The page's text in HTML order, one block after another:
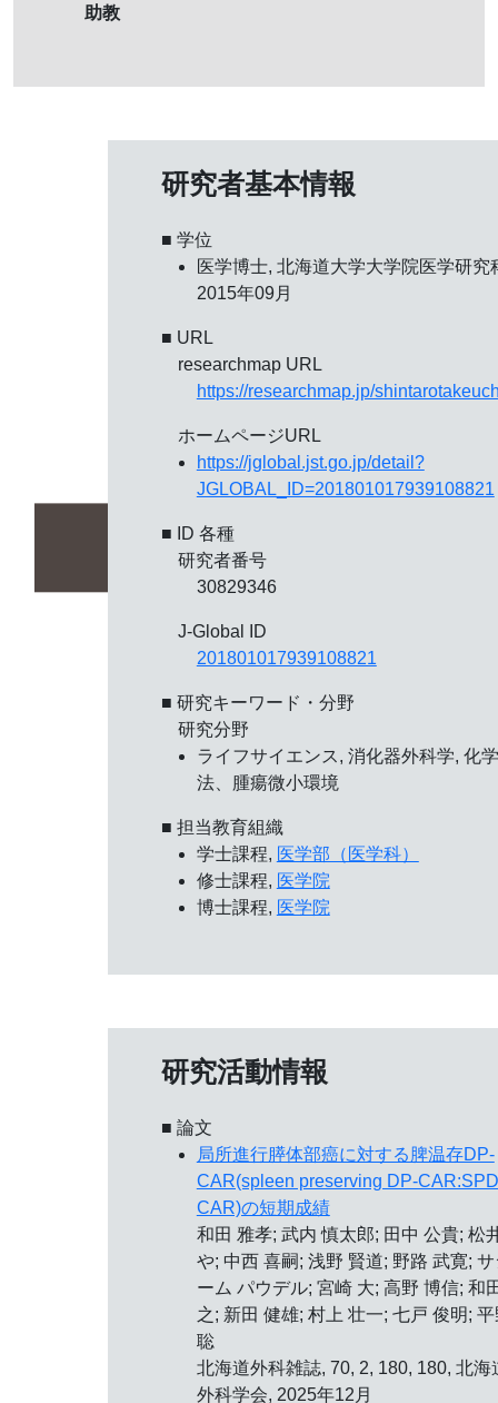
助教
研究者基本情報
■ 学位
医学博士, 北海道大学大学院医学研究
2015年09月
■ URL
researchmap URL
https://researchmap.jp/
ホームページURL
https://jglobal.jst.go.jp/detail?
JGLOBAL_ID=201801017939108821
■ ID 各種
研究者番号
30829346
J-Global ID
201801017939108821
■ 研究キーワード・分野
研究分野
ライフサイエンス, 消化器外科学, 化
法、腫瘍微小環境
■ 担当教育組織
学士課程, 医学部（医学科）
修士課程, 医学院
博士課程, 医学院
研究活動情報
■ 論文
局所進行膵体部癌に対する脾温存DP-
CAR(spleen preserving DP-
CAR)の短期成績
和田 雅孝; 武内 慎太郎; 田中 公貴; 松
や; 中西 喜嗣; 浅野 賢道; 野路 武寛; サ
ーム パウデル; 宮崎 大; 高野 博信; 和
之; 新田 健雄; 村上 壮一; 七戸 俊明; 平
聡
北海道外科雑誌, 70, 2, 180, 180, 北海
外科学会, 2025年12月